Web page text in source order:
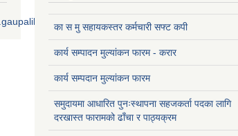
का स मु सहायकस्तर कर्मचारी सफ्ट कपी
कार्य सम्पादन मुल्यांकन फारम - करार
कार्य सम्पदान मुल्यांकन फारम
समुदायमा आधारित पुनःस्थापना सहजकर्ता पदका लागि
दरखास्त फारामको ढाँचा र पाठ्यक्रम